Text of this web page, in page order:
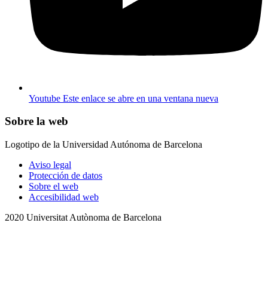
Youtube Este enlace se abre en una ventana nueva
Sobre la web
Logotipo de la Universidad Autónoma de Barcelona
Aviso legal
Protección de datos
Sobre el web
Accesibilidad web
2020 Universitat Autònoma de Barcelona